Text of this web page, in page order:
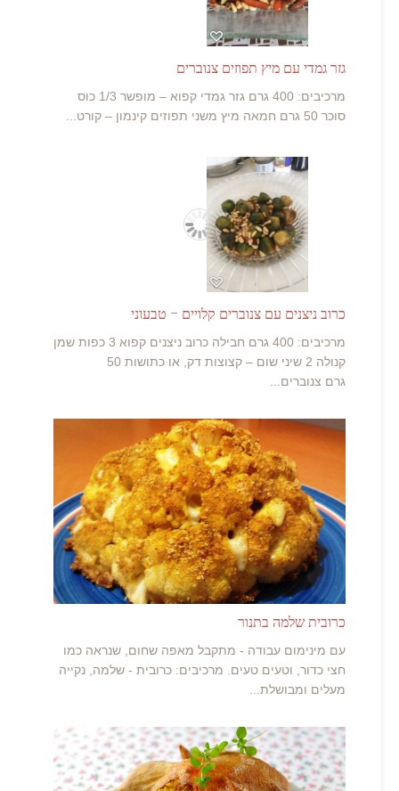
גזר גמדי עם מיץ תפוזים צנוברים
מרכיבים: 400 גרם גזר גמדי קפוא – מופשר 1/3 כוס
סוכר 50 גרם חמאה מיץ משני תפוזים קינמון – קורט...
כרוב ניצנים עם צנוברים קלויים – טבעוני
מרכיבים: 400 גרם חבילה כרוב ניצנים קפוא 3 כפות שמן
קנולה 2 שיני שום – קצוצות דק, או כתושות 50
גרם צנוברים...
כרובית שלמה בתנור
עם מינימום עבודה - מתקבל מאפה שחום, שנראה כמו
חצי כדור, וטעים טעים. מרכיבים: כרובית - שלמה, נקייה
מעלים ומבושלת...